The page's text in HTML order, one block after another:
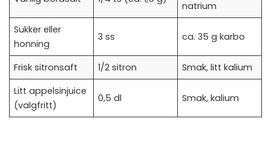
natrium
Sukker eller
honning
3 ss ca. 35 g karbo
Frisk sitronsaft 1/2 sitron
Smak, litt kalium
Litt appelsinjuice
(valgfritt)
0,5 dl Smak, kalium